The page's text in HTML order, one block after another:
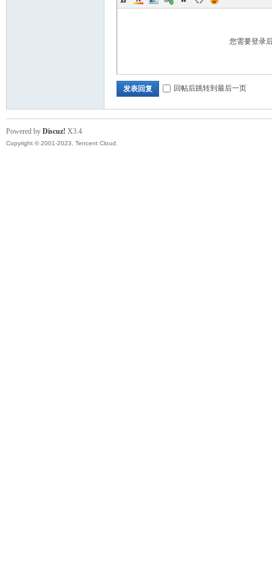
您需要登录
发表回复 回帖后跳转到最后一页
Powered by Discuz! X3.4
Copyright © 2001-2023, Tencent Cloud.